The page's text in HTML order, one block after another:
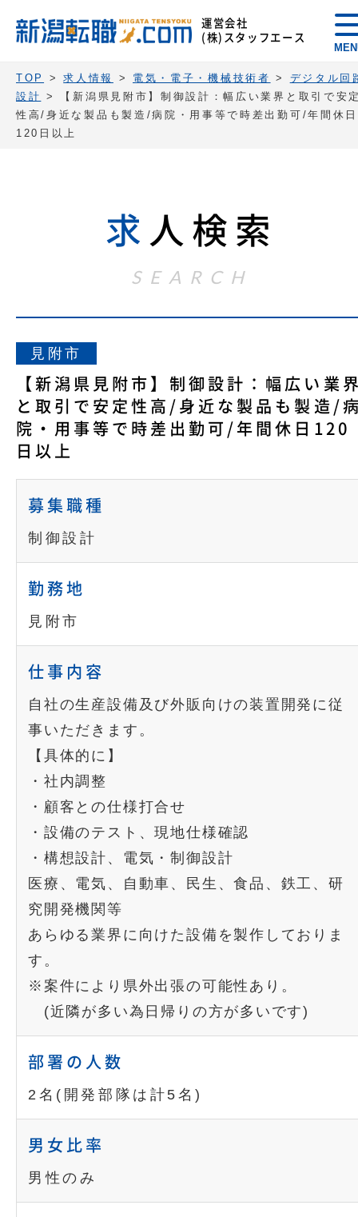
運営会社
(株)スタッフエース
TOP >求人情報 > 電気・電子・機械技術者 > デジタル回
設計 >
【新潟県見附市】制御設計：幅広い業界と取引で安
性高/身近な製品も製造/病院・用事等で時差出勤可/年間休日
120日以上
求 人検索
SEARCH
見附市
【新潟県見附市】制御設計：幅広い業
と取引で安定性高/身近な製品も製造/
院・用事等で時差出勤可/年間休日120
日以上
募集職種
制御設計
勤務地
見附市
仕事内容
自社の生産設備及び外販向けの装置開発に従
事いただきます。
【具体的に】
・社内調整
・顧客との仕様打合せ
・設備のテスト、現地仕様確認
・構想設計、電気・制御設計
医療、電気、自動車、民生、食品、鉄工、研
究開発機関等
あらゆる業界に向けた設備を製作しておりま
す。
※案件により県外出張の可能性あり。
(近隣が多い為日帰りの方が多いです)
部署の人数
2名(開発部隊は計5名)
男女比率
男性のみ